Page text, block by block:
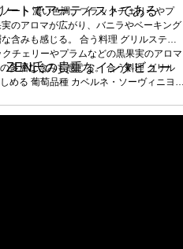
ートでアーティストである
ZEN氏の貴重なインタビュー
ノート濃い色調。ブラックチェリーやプ
のアロマが広がり、バニラやベーキング
な含みも感じる。合う料理 グリルステー
たそのままでも愉しめる葡萄品種カベル
ン 90%、プティ・シラー 6%、シラー
1%*本ヴィンテージが在庫切れの場合、
チェリーやプラムなどの黒果実のアロマ
多層な含みも感じる。合う料理グリル
める 葡萄品種 カベルネ・ソーヴィニヨ
、マルベック 1%